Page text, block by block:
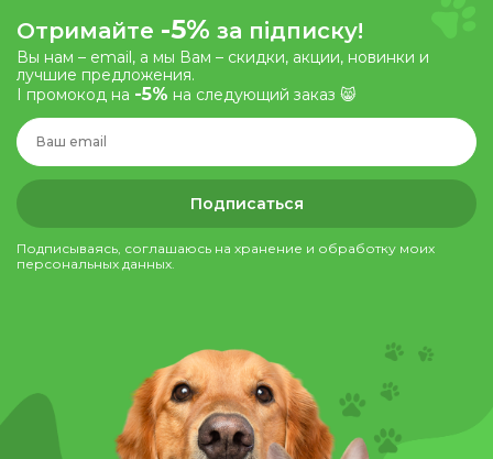
Отримайте -5% за підписку!
Вы нам – email, а мы Вам – скидки, акции, новинки и
лучшие предложения.
І промокод на -5% на следующий заказ 😸
Подписаться
Подписываясь, соглашаюсь на хранение и обработку моих
персональных данных.